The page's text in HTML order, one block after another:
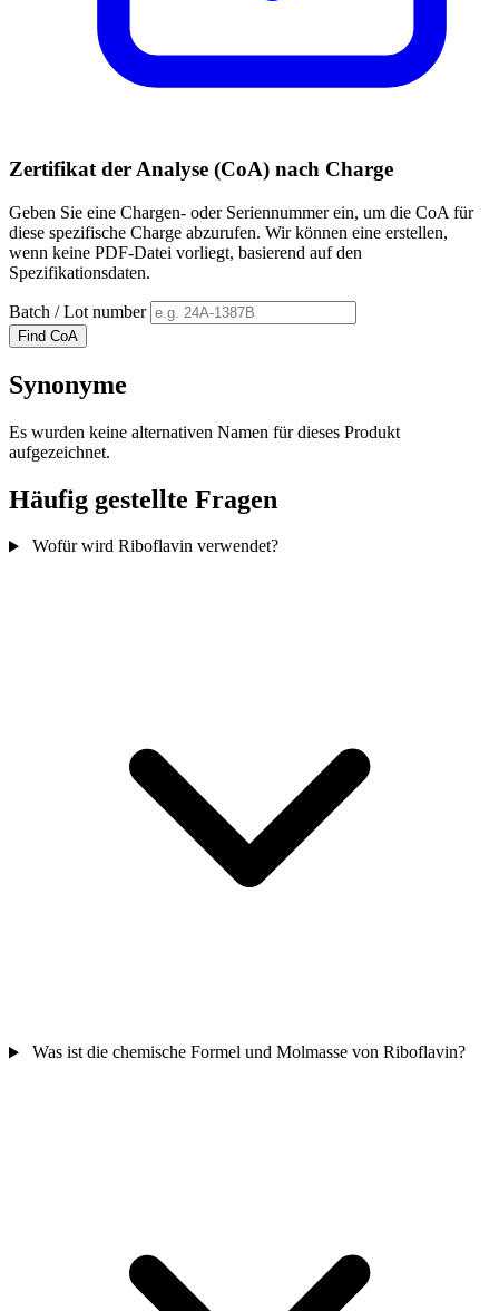
Zertifikat der Analyse (CoA) nach Charge
Geben Sie eine Chargen- oder Seriennummer ein, um die CoA für
diese spezifische Charge abzurufen. Wir können eine erstellen,
wenn keine PDF-Datei vorliegt, basierend auf den
Spezifikationsdaten.
Batch / Lot number
Find CoA
Synonyme
Es wurden keine alternativen Namen für dieses Produkt
aufgezeichnet.
Häufig gestellte Fragen
Wofür wird Riboflavin verwendet?
Was ist die chemische Formel und Molmasse von Riboflavin?